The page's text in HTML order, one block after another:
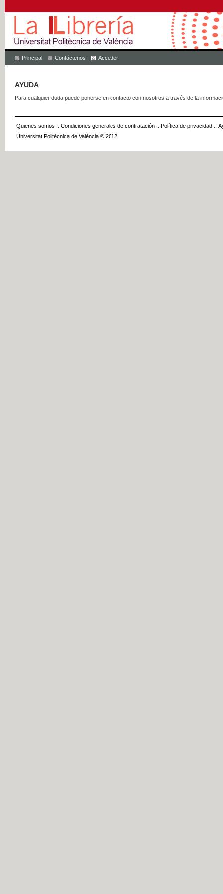
Principal Contáctenos Acceder
AYUDA
Para cualquier duda puede ponerse en contacto con nosotros a través de la
Quienes somos :: Condiciones generales de contratación :: Política de privacidad ::
Universitat Politècnica de València © 2012